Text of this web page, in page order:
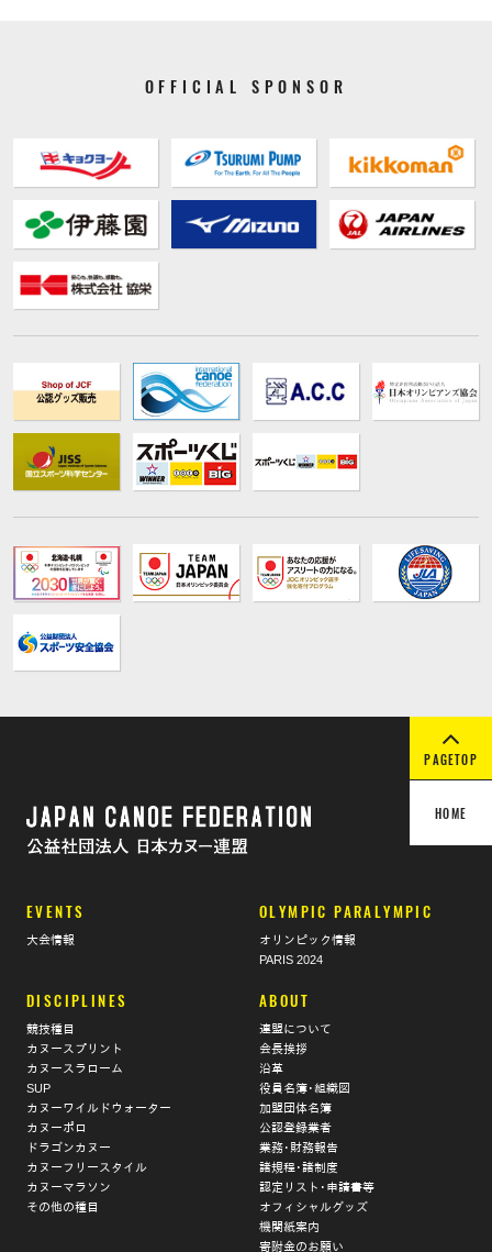
OFFICIAL SPONSOR
PAGETOP
HOME
EVENTS OLYMPIC PARALYMPIC
大会情報
オリンピック情報
PARIS 2024
DISCIPLINES ABOUT
競技種目
連盟について
カヌースプリント
会長挨拶
カヌースラローム
沿革
SUP
役員名簿･組織図
カヌーワイルドウォーター
加盟団体名簿
カヌーポロ
公認登録業者
ドラゴンカヌー
業務･財務報告
カヌーフリースタイル
諸規程･諸制度
カヌーマラソン
認定リスト･申請書等
その他の種目
オフィシャルグッズ
機関紙案内
寄附金のお願い